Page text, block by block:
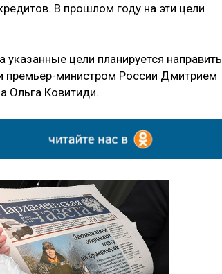
В прошлом году на эти цели
цели планируется направить
премьер-министром России Дмитрием
Ольга Ковитиди.